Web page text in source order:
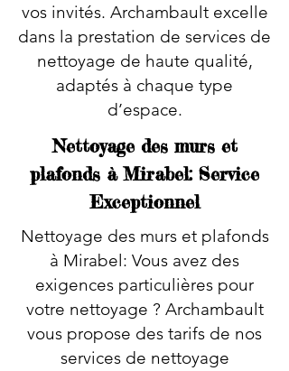
vos invités. Archambault excelle
dans la prestation de services de
nettoyage de haute qualité,
adaptés à chaque type
d’espace.
Nettoyage des murs et
plafonds à Mirabel: Service
Exceptionnel
Nettoyage des murs et plafonds
à Mirabel: Vous avez des
exigences particulières pour
votre nettoyage ? Archambault
vous propose des tarifs de nos
services de nettoyage